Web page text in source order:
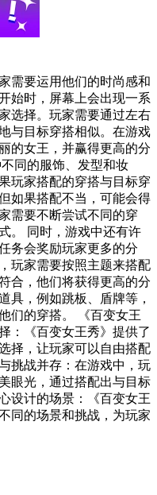
需要运用他们的时尚感和
始时，屏幕上会出现一系
选择。玩家需要通过左右
与目标穿搭相似。在游戏
的女王，并赢得更高的分
同的服饰、发型和妆
玩家搭配的穿搭与目标穿
如果搭配不当，可能会得
需要不断尝试不同的穿
。 同时，游戏中还有许
务会奖励玩家更多的分
玩家需要按照主题来搭配
合，他们将获得更高的分
具，例如跳板、盾牌等，
们的穿搭。 《百变女王
：《百变女王秀》提供了
择，让玩家可以自由搭配
挑战并存：在游戏中，玩
眼光，通过搭配出与目标
设计的场景：《百变女王
同的场景和挑战，为玩家